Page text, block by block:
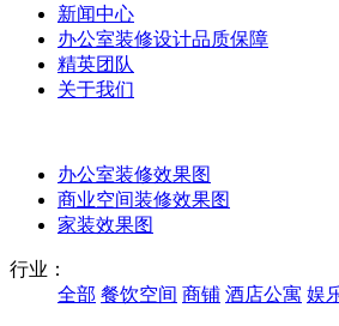
新闻中心
办公室装修设计品质保障
精英团队
关于我们
办公室装修效果图
商业空间装修效果图
家装效果图
行业：
全部 餐饮空间 商铺 酒店公寓 娱